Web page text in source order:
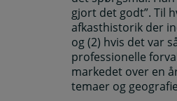
gjort det godt”. Til
afkasthistorik der
og (2) hvis det var
professionelle
markedet over en
temaer og